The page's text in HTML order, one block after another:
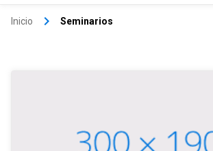
Inicio keyboard_arrow_right Seminarios